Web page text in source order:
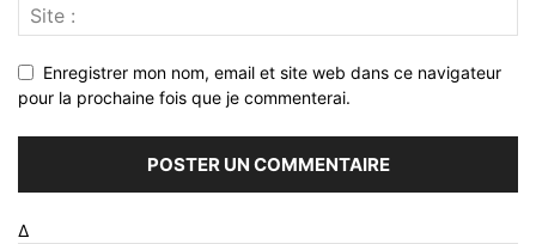
Enregistrer mon nom, email et site web dans ce navigateur
pour la prochaine fois que je commenterai.
Δ